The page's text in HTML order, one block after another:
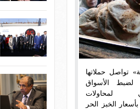
تواصل حملاتها
لضبط الأسواق
لمحاولات
بأسعار الخبز الحر